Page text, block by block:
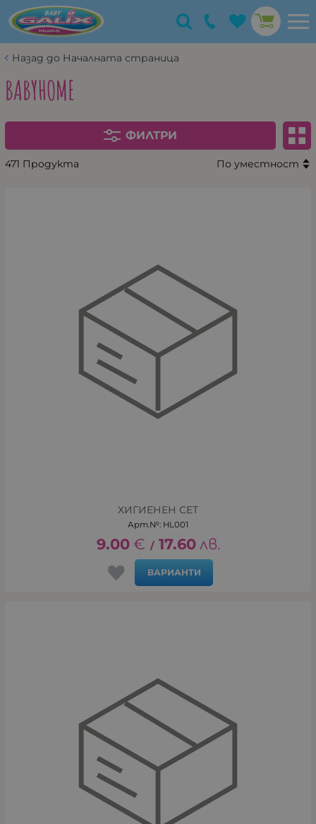
Назад до Началната страница
BABYHOME
ФИЛТРИ
471 Продукта По уместност
ХИГИЕНЕН СЕТ
Арт.№: HL001
9.00 € / 17.60 лв.
ВАРИАНТИ